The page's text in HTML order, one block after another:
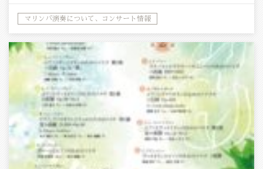
マリンバ演奏について、コンサート情報